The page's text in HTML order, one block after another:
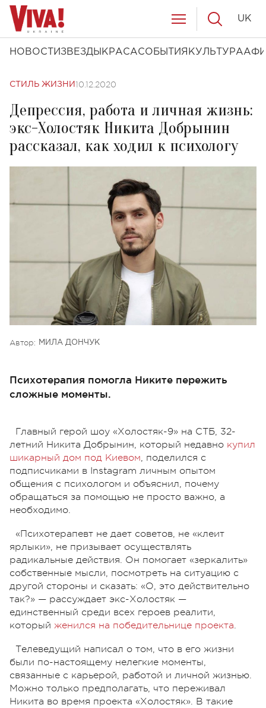
НОВОСТИ ЗВЕЗДЫ КРАСАСОБЫТИЯ КУЛЬТУРА
UK
СТИЛЬ ЖИЗНИ 10.12.2020
Депрессия, работа и личная жизнь:
экс-Холостяк Никита Добрынин
рассказал, как ходил к психологу
Автор: МИЛА ДОНЧУК
Психотерапия помогла Никите пережить
сложные моменты.
Главный герой шоу «Холостяк-9» на СТБ, 32-
летний Никита Добрынин, который недавно купил
шикарный дом под Киевом, поделился с
подписчиками в Instagram личным опытом
общения с психологом и объяснил, почему
обращаться за помощью не просто важно, а
необходимо.
«Психотерапевт не дает советов, не «клеит
ярлыки», не призывает осуществлять
радикальные действия. Он помогает «зеркалить»
собственные мысли, посмотреть на ситуацию с
другой стороны и сказать: «О, это действительно
так?» — рассуждает экс-Холостяк —
единственный среди всех героев реалити,
который женился на победительнице проекта.
Телеведущий написал о том, что в его жизни
были по-настоящему нелегкие моменты,
связанные с карьерой, работой и личной жизнью.
Можно только предполагать, что переживал
Никита во время проекта «Холостяк». В такие